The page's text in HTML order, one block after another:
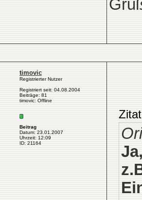
timovic
Registrierter Nutzer
Registriert seit: 04.08.2004
Beiträge: 81
timovic: Offline
Beitrag
Datum: 23.01.2007
Uhrzeit: 12:09
ID: 21164